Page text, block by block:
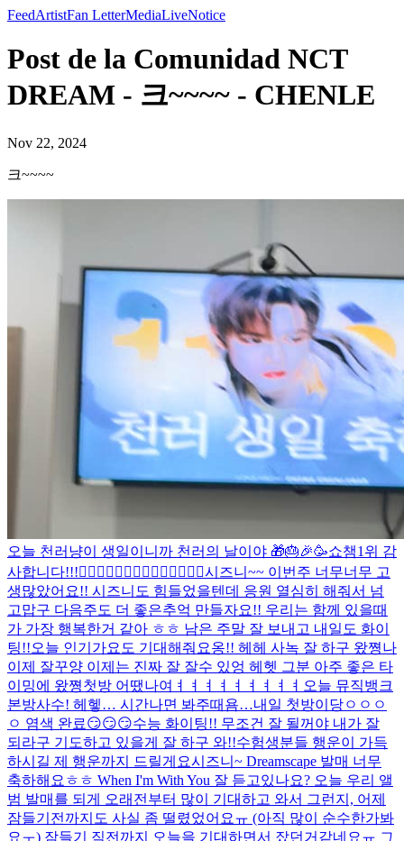
FeedArtistFan LetterMediaLiveNotice
Post de la Comunidad NCT
DREAM - 크~~~~ - CHENLE
Nov 22, 2024
크~~~~
오늘 천러냥이 생일이니까 천러의 날이야 🎁🎂🎉🥳쇼챔1위 감
사합니다!!!🙂‍↕️🙂‍↕️🙂‍↕️🙂‍↕️🙂‍↕️🙂‍↕️🙂‍↕️시즈니~~ 이번주 너무너무 고
생많았어요!! 시즈니도 힘들었을텐데 응원 열심히 해줘서 넘
고맙구 다음주도 더 좋은추억 만들자요!! 우리는 함께 있을때
가 가장 행복한거 같아 ㅎㅎ 남은 주말 잘 보내고 내일도 화이
팅!!오늘 인기가요도 기대해줘요옹!! 헤헤 사녹 잘 하구 왔쪙나
이제 잘꾸양 이제는 진짜 잘 잘수 있엉 헤헷 그분 아주 좋은 타
이밍에 왔쪙첫방 어땠나여ㅕㅕㅕㅕㅕㅕㅕㅕㅕ 오늘 뮤직뱅크
본방사수! 헤헿… 시간나면 봐주때욤…내일 첫방이당ㅇㅇㅇ
ㅇ 염색 완료😏😏😏수능 화이팅!! 무조건 잘 될꺼야 내가 잘
되라구 기도하고 있을게 잘 하구 와!!수험생분들 행운이 가득
하시길 제 행운까지 드릴게요시즈니~ Dreamscape 발매 너무
축하해요ㅎㅎ When I'm With You 잘 듣고있나요? 오늘 우리 앨
범 발매를 되게 오래전부터 많이 기대하고 와서 그런지, 어제
잠들기전까지도 사실 좀 떨렸었어요ㅠ (아직 많이 순수한가봐
요ㅜ) 잠들기 직전까지 오늘을 기대하면서 잤던거같네요ㅠ 그